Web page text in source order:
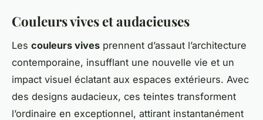
Couleurs vives et audacieuses
Les couleurs vives prennent d’assaut l’architecture
contemporaine, insufflant une nouvelle vie et un
impact visuel éclatant aux espaces extérieurs. Avec
des designs audacieux, ces teintes transforment
l’ordinaire en exceptionnel, attirant instantanément